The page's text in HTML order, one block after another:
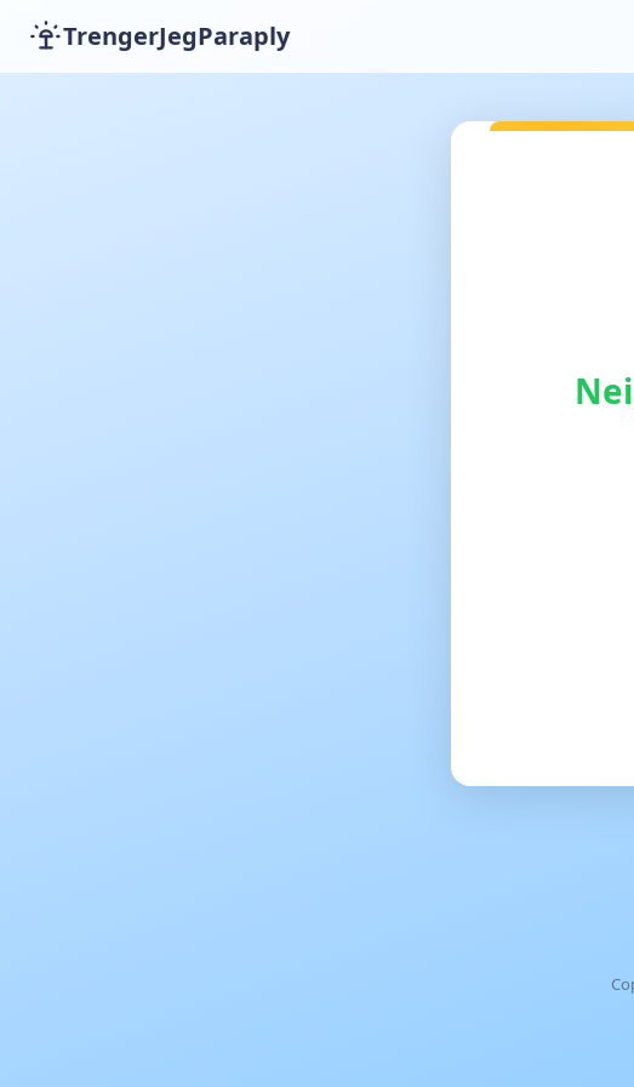
TrengerJegParaply